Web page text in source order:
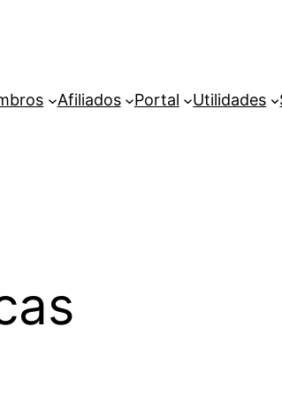
Afiliados Portal Utilidades